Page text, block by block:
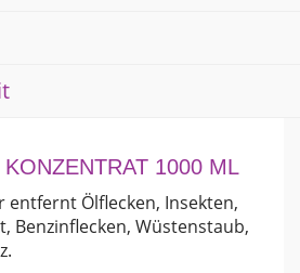
1000 ML
entfernt Ölflecken, Insekten,
Benzinflecken, Wüstenstaub,